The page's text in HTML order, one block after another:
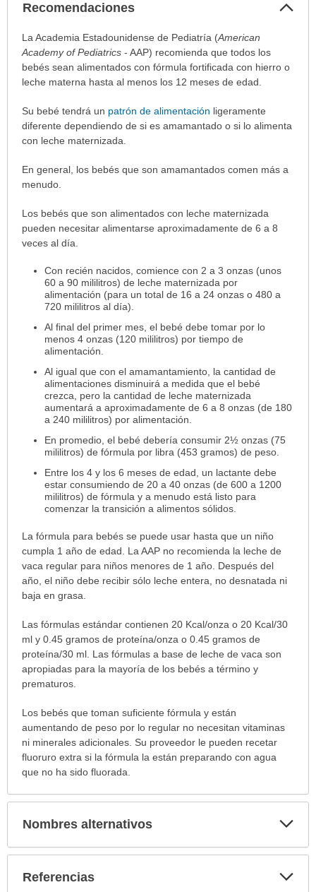
Recomendaciones
Recomendaciones
sido
extendido.
La Academia Estadounidense de Pediatría (American
Academy of Pediatrics- AAP) recomienda que todos los
bebés sean alimentados con fórmula fortificada con hierro o
leche materna hasta al menos los 12 meses de edad.
Su bebé tendrá un patrón de alimentación ligeramente
diferente dependiendo de si es amamantado o si lo alimenta
con leche maternizada.
En general, los bebés que son amamantados comen más a
menudo.
Los bebés que son alimentados con leche maternizada
pueden necesitar alimentarse aproximadamente de 6 a 8
veces al día.
Con recién nacidos, comience con 2 a 3 onzas (unos
60 a 90 mililitros) de leche maternizada por
alimentación (para un total de 16 a 24 onzas o 480 a
720 mililitros al día).
Al final del primer mes, el bebé debe tomar por lo
menos 4 onzas (120 mililitros) por tiempo de
alimentación.
Al igual que con el amamantamiento, la cantidad de
alimentaciones disminuirá a medida que el bebé
crezca, pero la cantidad de leche maternizada
aumentará a aproximadamente de 6 a 8 onzas (de 180
a 240 mililitros) por alimentación.
En promedio, el bebé debería consumir 2½ onzas (75
mililitros) de fórmula por libra (453 gramos) de peso.
Entre los 4 y los 6 meses de edad, un lactante debe
estar consumiendo de 20 a 40 onzas (de 600 a 1200
mililitros) de fórmula y a menudo está listo para
comenzar la transición a alimentos sólidos.
La fórmula para bebés se puede usar hasta que un niño
cumpla 1 año de edad. La AAP no recomienda la leche de
vaca regular para niños menores de 1 año. Después del
año, el niño debe recibir sólo leche entera, no desnatada ni
baja en grasa.
Las fórmulas estándar contienen 20 Kcal/onza o 20 Kcal/30
ml y 0.45 gramos de proteína/onza o 0.45 gramos de
proteína/30 ml. Las fórmulas a base de leche de vaca son
apropiadas para la mayoría de los bebés a término y
prematuros.
Los bebés que toman suficiente fórmula y están
aumentando de peso por lo regular no necesitan vitaminas
ni minerales adicionales. Su proveedor le pueden recetar
fluoruro extra si la fórmula la están preparando con agua
que no ha sido fluorada.
Nombres alternativos
Referencias